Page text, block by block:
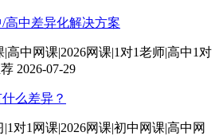
高中差异化解决方案
高中网课|2026网课|1对1老师|高中1对
2026-07-29
么差异？
对1网课|2026网课|初中网课|高中网